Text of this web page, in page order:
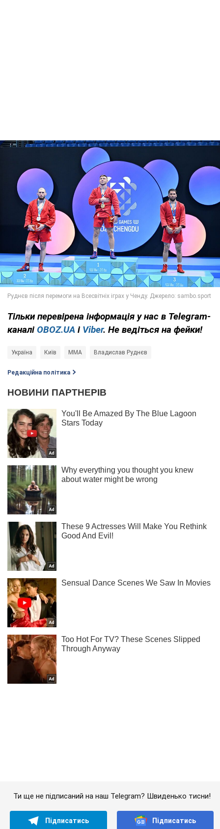
Тільки перевірена інформація у нас в Telegram-
каналі OBOZ.UA і Viber. Не ведіться на фейки!
Україна Київ MMA Владислав Руднєв
Редакційна політика